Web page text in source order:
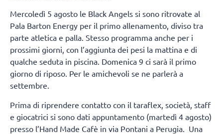
Mercoledì 5 agosto le Black Angels si sono ritrovate al
Pala Barton Energy per il primo allenamento, diviso tra
parte atletica e palla. Stesso programma anche per i
prossimi giorni, con l’aggiunta dei pesi la mattina e di
qualche seduta in piscina. Domenica 9 ci sarà il primo
giorno di riposo. Per le amichevoli se ne parlerà a
settembre.
Prima di riprendere contatto con il taraflex, società, staff
e giocatrici si sono dati appuntamento (martedì 4 agosto)
presso l’Hand Made Cafè in via Pontani a Perugia. Una